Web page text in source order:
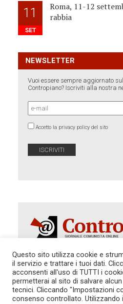
11
SET
Roma, 11-12
rabbia
NEWSLETTER
Vuoi essere sempre aggiornato
Contropiano? Iscriviti alla nostra
Accetto la privacy policy del sito
Autorizzazione del Tribunale di
dicembre 2014. Direttore
Cararo. Indirizzo: V.Casalbruciato
Questo sito utilizza cookie e
il servizio e trattare i tuoi dati.
acconsenti all'uso di TUTTI i
permetterai al sito di salvare
tecnici. Cliccando "Impostazioni
consenso controllato. Utilizzando